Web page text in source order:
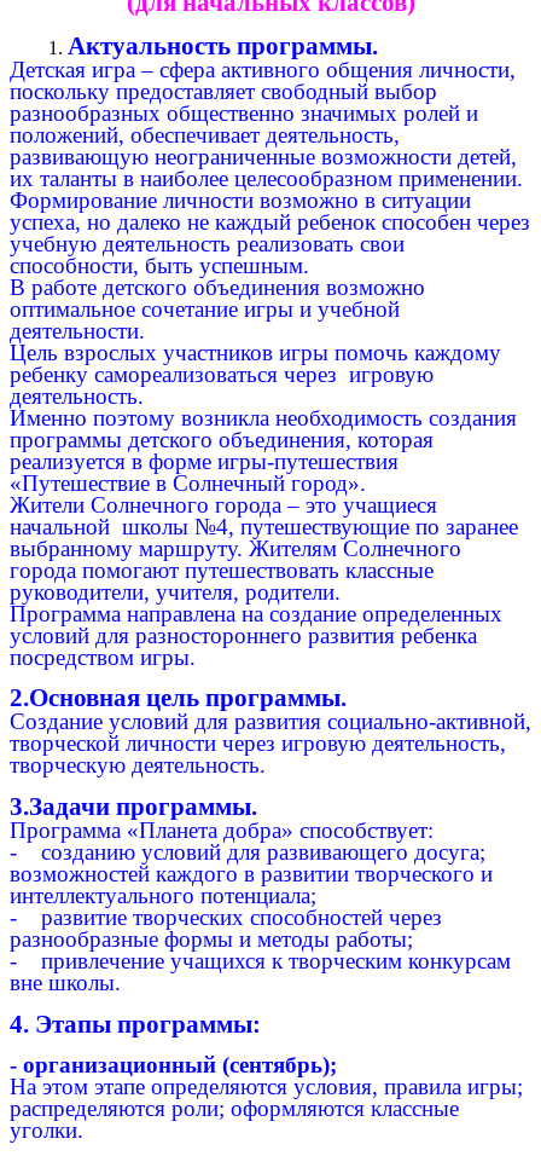
Актуальность программы.
Детская игра – сфера активного общения личности,
поскольку предоставляет свободный выбор
разнообразных общественно значимых ролей и
положений, обеспечивает деятельность,
развивающую неограниченные возможности детей,
их таланты в наиболее целесообразном применении.
Формирование личности возможно в ситуации
успеха, но далеко не каждый ребенок способен через
учебную деятельность реализовать свои
способности, быть успешным.
В работе детского объединения возможно
оптимальное сочетание игры и учебной
деятельности.
Цель взрослых участников игры помочь каждому
ребенку самореализоваться через игровую
деятельность.
Именно поэтому возникла необходимость создания
программы детского объединения, которая
реализуется в форме игры-путешествия
«Путешествие в Солнечный город».
Жители Солнечного города – это учащиеся
начальной школы №4, путешествующие по заранее
выбранному маршруту. Жителям Солнечного
города помогают путешествовать классные
руководители, учителя, родители.
Программа направлена на создание определенных
условий для разностороннего развития ребенка
посредством игры.
2.Основная цель программы.
Создание условий для развития социально-активной,
творческой личности через игровую деятельность,
творческую деятельность.
3.Задачи программы.
Программа «Планета добра» способствует:
- созданию условий для развивающего досуга;
возможностей каждого в развитии творческого и
интеллектуального потенциала;
- развитие творческих способностей через
разнообразные формы и методы работы;
- привлечение учащихся к творческим конкурсам
вне школы.
4. Этапы программы:
- организационный (сентябрь);
На этом этапе определяются условия, правила игры;
распределяются роли; оформляются классные
уголки.